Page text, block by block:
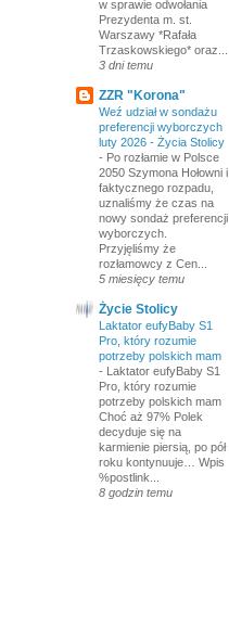
w sprawie odwołania
Prezydenta m. st.
Warszawy *Rafała
Trzaskowskiego* oraz...
3 dni temu
ZZR "Korona"
Weź udział w sondażu
preferencji wyborczych
luty 2026 - Życia Stolicy
- Po rozłamie w Polsce
2050 Szymona Hołowni i
faktycznego rozpadu,
uznaliśmy że czas na
nowy sondaż preferencji
wyborczych.
Przyjęliśmy że
rozłamowcy z Cen...
5 miesięcy temu
Życie Stolicy
Laktator eufyBaby S1
Pro, który rozumie
potrzeby polskich mam
- Laktator eufyBaby S1
Pro, który rozumie
potrzeby polskich mam
Choć aż 97% Polek
decyduje się na
karmienie piersią, po pół
roku kontynuuje… Wpis
%postlink...
8 godzin temu